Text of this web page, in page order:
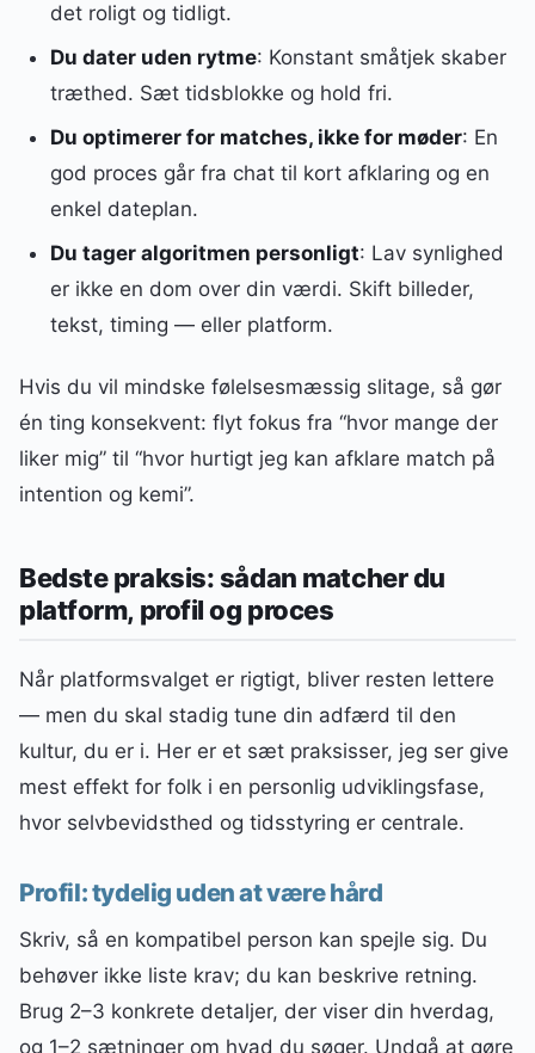
det roligt og tidligt.
Du dater uden rytme: Konstant småtjek skaber
træthed. Sæt tidsblokke og hold fri.
Du optimerer for matches, ikke for møder: En
god proces går fra chat til kort afklaring og en
enkel dateplan.
Du tager algoritmen personligt: Lav synlighed
er ikke en dom over din værdi. Skift billeder,
tekst, timing — eller platform.
Hvis du vil mindske følelsesmæssig slitage, så gør
én ting konsekvent: flyt fokus fra “hvor mange der
liker mig” til “hvor hurtigt jeg kan afklare match på
intention og kemi”.
Bedste praksis: sådan matcher du
platform, profil og proces
Når platformsvalget er rigtigt, bliver resten lettere
— men du skal stadig tune din adfærd til den
kultur, du er i. Her er et sæt praksisser, jeg ser give
mest effekt for folk i en personlig udviklingsfase,
hvor selvbevidsthed og tidsstyring er centrale.
Profil: tydelig uden at være hård
Skriv, så en kompatibel person kan spejle sig. Du
behøver ikke liste krav; du kan beskrive retning.
Brug 2–3 konkrete detaljer, der viser din hverdag,
og 1–2 sætninger om hvad du søger. Undgå at gøre